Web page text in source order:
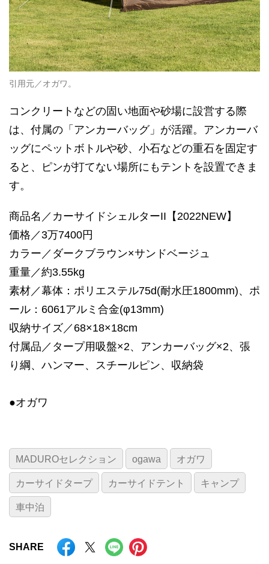
引用元／オガワ。
コンクリートなどの固い地面や砂場に設営する際
は、付属の「アンカーバッグ」が活躍。アンカーバ
ッグにペットボトルや砂、小石などの重石を固定す
ると、ピンが打てない場所にもテントを設置できま
す。
商品名／カーサイドシェルターII【2022NEW】
価格／3万7400円
カラー／ダークブラウン×サンドベージュ
重量／約3.55kg
素材／幕体：ポリエステル75d(耐水圧1800mm)、ポ
ール：6061アルミ合金(φ13mm)
収納サイズ／68×18×18cm
付属品／タープ用吸盤×2、アンカーバッグ×2、張
り綱、ハンマー、スチールピン、収納袋
●オガワ
MADUROセレクション ogawa オガワ
カーサイドタープ カーサイドテント キャンプ
車中泊
SHARE